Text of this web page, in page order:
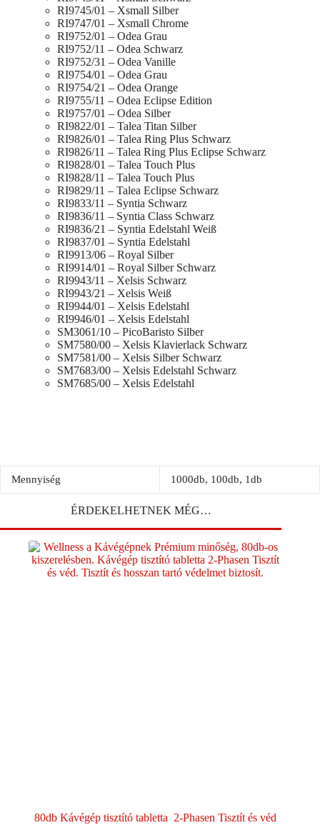
RI9745/01 – Xsmall Silber
RI9747/01 – Xsmall Chrome
RI9752/01 – Odea Grau
RI9752/11 – Odea Schwarz
RI9752/31 – Odea Vanille
RI9754/01 – Odea Grau
RI9754/21 – Odea Orange
RI9755/11 – Odea Eclipse Edition
RI9757/01 – Odea Silber
RI9822/01 – Talea Titan Silber
RI9826/01 – Talea Ring Plus Schwarz
RI9826/11 – Talea Ring Plus Eclipse Schwarz
RI9828/01 – Talea Touch Plus
RI9828/11 – Talea Touch Plus
RI9829/11 – Talea Eclipse Schwarz
RI9833/11 – Syntia Schwarz
RI9836/11 – Syntia Class Schwarz
RI9836/21 – Syntia Edelstahl Weiß
RI9837/01 – Syntia Edelstahl
RI9913/06 – Royal Silber
RI9914/01 – Royal Silber Schwarz
RI9943/11 – Xelsis Schwarz
RI9943/21 – Xelsis Weiß
RI9944/01 – Xelsis Edelstahl
RI9946/01 – Xelsis Edelstahl
SM3061/10 – PicoBaristo Silber
SM7580/00 – Xelsis Klavierlack Schwarz
SM7581/00 – Xelsis Silber Schwarz
SM7683/00 – Xelsis Edelstahl Schwarz
SM7685/00 – Xelsis Edelstahl
Mennyiség 1000db, 100db, 1db
ÉRDEKELHETNEK MÉG…
80db Kávégép tisztító tabletta 2-Phasen Tisztít és véd